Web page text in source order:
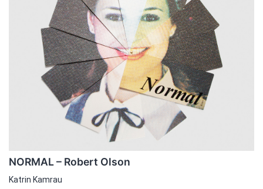
NORMAL – Robert Olson
Katrin Kamrau